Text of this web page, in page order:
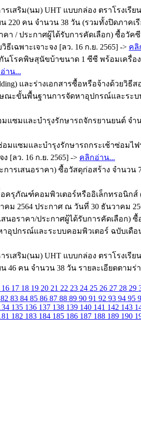
เสริม(นม) UHT แบบกล่อง ตราโรงเรี
220 คน จำนวน 38 วัน (รวมทั้งปิดภาคเ
คา / ประกาศผู้ได้รับการคัดเลือก) ซื้อวั
ธีเฉพาะเจาะจง [ลว. 16 ก.ย. 2565] -> คลิ
รคพิษสุนัขบ้าขนาด 1 ซีซี พร้อมเครื่องห
าน...
และร่างเอกสารซื้อหรือจ้างด้วย
ขั้นพื้นฐานการจัดหาอุปกรณ์และระบบค
ซมและบำรุงรักษารถจักรยานยนต์ จำน
มแซมและบำรุงรักษารถกระเช้าซ่อมไฟ
ง [ลว. 16 ก.ย. 2565] -> คลิกอ่าน...
รเสนอราคา) ซื้อวัสดุก่อสร้าง จำนวน 7
ครุภัณฑ์คอมพิวเตอร์หรืออิเล็กทรอนิก
2564 ประกาศ ณ วันที่ 30 ธันวาคม
นอราคา/ประกาศผู้ได้รับการคัดเลือก
กรณ์และระบบคอมพิวเตอร์ ฉบับเดือนธั
เสริม(นม) UHT แบบกล่อง ตราโรงเรี
46 คน จำนวน 38 วัน รายละเอียดตามร่
16 17 18 19 20 21 22 23 24 25 26 27 28 29
82 83 84 85 86 87 88 89 90 91 92 93 94 95
135 136 137 138 139 140 141 142 143
182 183 184 185 186 187 188 189 190